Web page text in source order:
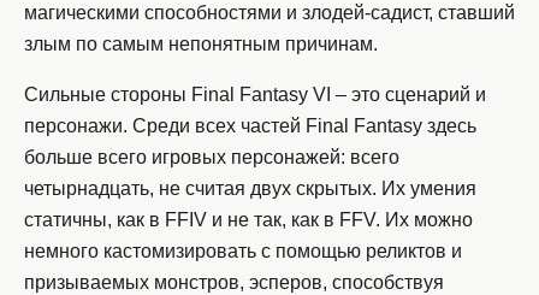
магическими способностями и злодей-садист, ставший
злым по самым непонятным причинам.
Сильные стороны Final Fantasy VI – это сценарий и
персонажи. Среди всех частей Final Fantasy здесь
больше всего игровых персонажей: всего
четырнадцать, не считая двух скрытых. Их умения
статичны, как в FFIV и не так, как в FFV. Их можно
немного кастомизировать с помощью реликтов и
призываемых монстров, эсперов, способствуя